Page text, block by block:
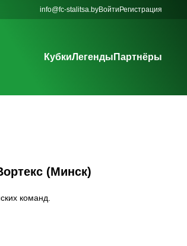
info@fc-stalitsa.byВойти Регистрация
КубкиЛегенды Партнёры
(Минск)
команд.